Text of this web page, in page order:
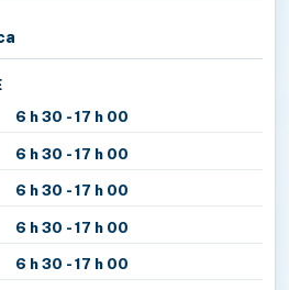
6 h 30 - 17 h 00
6 h 30 - 17 h 00
6 h 30 - 17 h 00
6 h 30 - 17 h 00
6 h 30 - 17 h 00